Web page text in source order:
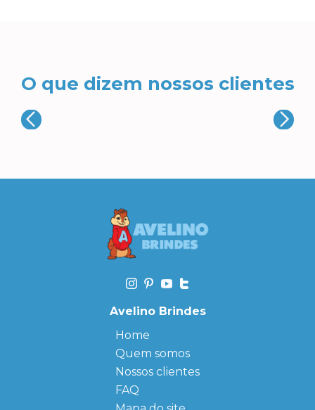
O que dizem nossos clientes
Avelino Brindes
Home
Quem somos
Nossos clientes
FAQ